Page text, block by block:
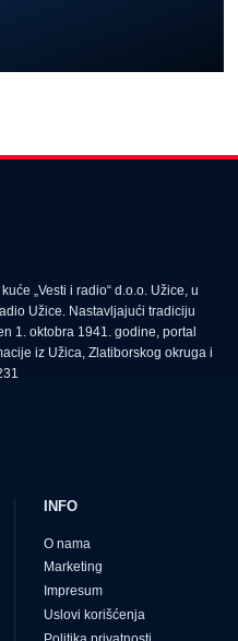
„Vesti i radio“ d.o.o. Užice, u
Užice. Nastavljajući tradiciju
1. oktobra 1941. godine, portal
iz Užica, Zlatiborskog okruga i
INFO
O nama
Marketing
Impresum
Uslovi korišćenja